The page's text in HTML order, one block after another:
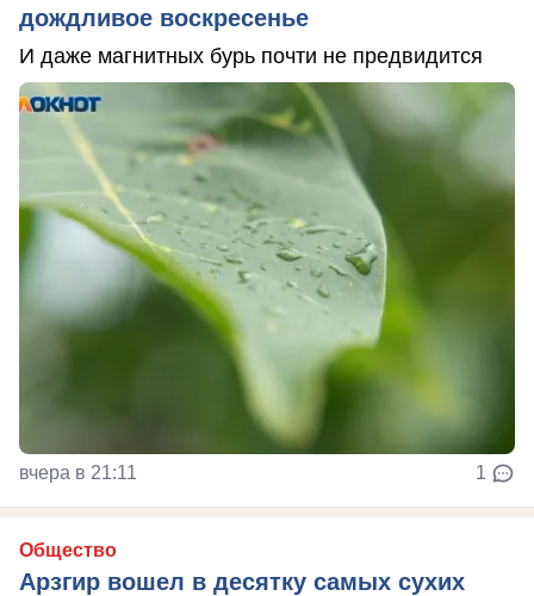
дождливое воскресенье
И даже магнитных бурь почти не предвидится
вчера в 21:11 1
Общество
Арзгир вошел в десятку самых сухих